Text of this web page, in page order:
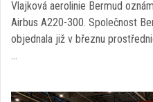
Vlajková aerolinie Bermud
Airbus A220-300. Společnost
objednala již v březnu
…